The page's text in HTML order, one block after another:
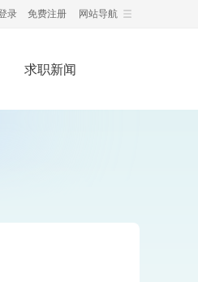
网站导航
录 免费注册
求职新闻